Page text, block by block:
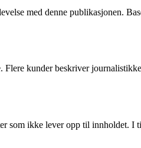
med denne publikasjonen.
kunder beskriver
som ikke lever opp til innholdet.